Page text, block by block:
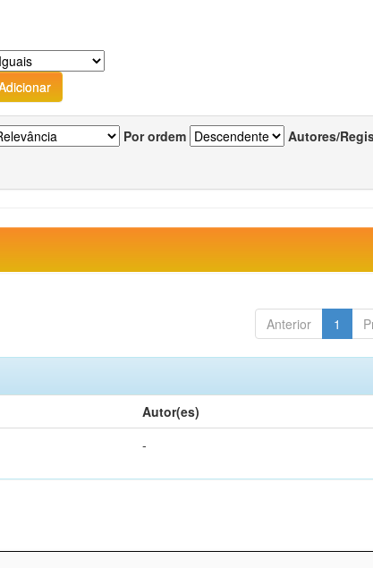
Por ordem Autores/
Anterior 1
Autor(es)
-